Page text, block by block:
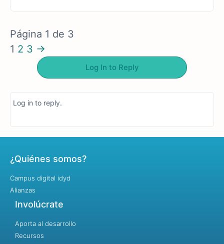
Página 1 de 3
1 2 3 →
Log In to Reply
Log in to reply.
¿Quiénes somos?
Campus digital idyd
Alianzas
Involúcrate
Aporta al desarrollo
Recursos